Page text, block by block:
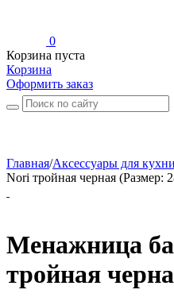
0
Корзина пуста
Корзина
Оформить заказ
Главная/Аксессуары для кухни
Nori тройная черная (Размер:
Менажница
тройная